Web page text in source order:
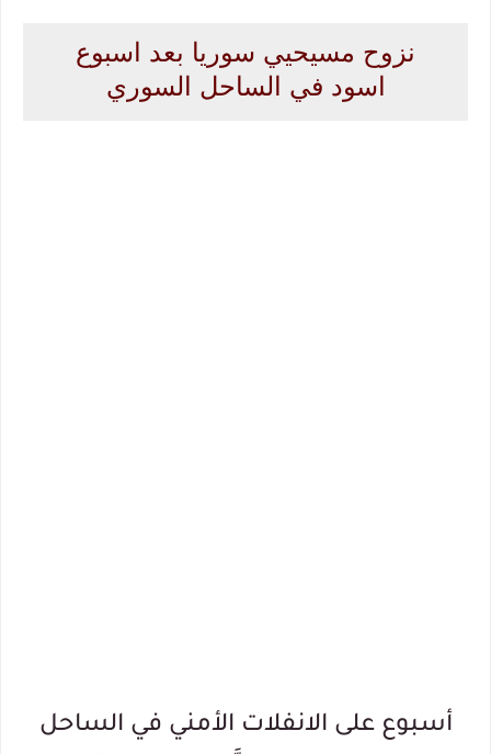
نزوح مسيحيي سوريا بعد اسبوع
اسود في الساحل السوري
أسبوع على الانفلات الأمني في الساحل